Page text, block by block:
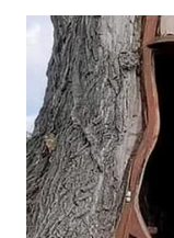
WN
SUBANG
WN
SUKABUMI
WN
PURWAKARTA